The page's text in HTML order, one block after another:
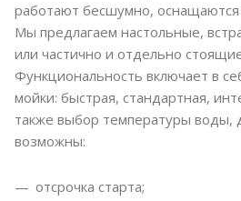
работают бесшумно,
Мы предлагаем настольные,
или частично и отдельно
Функциональность включает в
мойки: быстрая, стандартная,
также выбор температуры воды,
возможны:
отсрочка старта;